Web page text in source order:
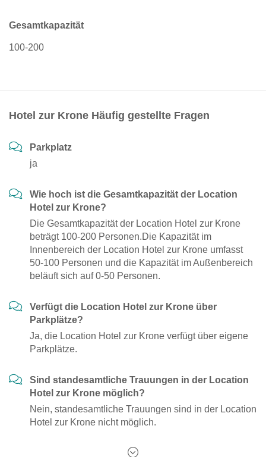
Gesamtkapazität
100-200
Hotel zur Krone Häufig gestellte Fragen
Parkplatz
ja
Wie hoch ist die Gesamtkapazität der Location
Hotel zur Krone?
Die Gesamtkapazität der Location Hotel zur Krone
beträgt 100-200 Personen.Die Kapazität im
Innenbereich der Location Hotel zur Krone umfasst
50-100 Personen und die Kapazität im Außenbereich
beläuft sich auf 0-50 Personen.
Verfügt die Location Hotel zur Krone über
Parkplätze?
Ja, die Location Hotel zur Krone verfügt über eigene
Parkplätze.
Sind standesamtliche Trauungen in der Location
Hotel zur Krone möglich?
Nein, standesamtliche Trauungen sind in der Location
Hotel zur Krone nicht möglich.